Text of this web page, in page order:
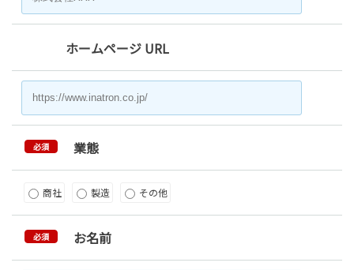
ホームページ URL
必須 業態
商社 製造 その他
必須 お名前